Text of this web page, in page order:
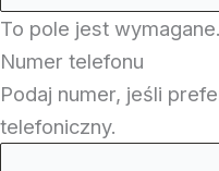
To pole jest wymagane.
Numer telefonu
Podaj numer, jeśli
telefoniczny.